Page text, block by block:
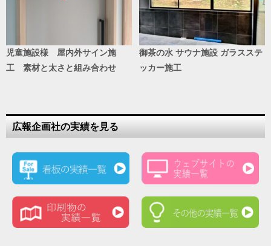
児童施設様 屋内外サイン施
工 素材と太さと組み合わせ
御茶の水 サウナ施設 ガラスステ
ッカー施工
広報企画社の実績を見る